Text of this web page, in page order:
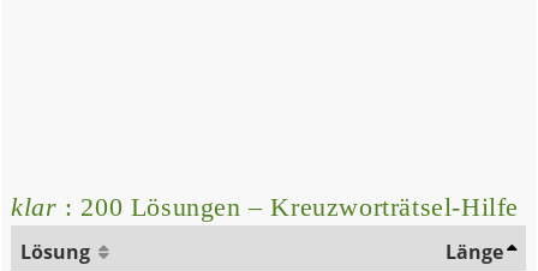
klar : 200 Lösungen – Kreuzworträtsel-Hilfe
Lösung
Länge